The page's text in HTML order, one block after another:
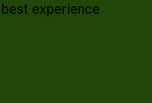
von
in
der verteilt
experience